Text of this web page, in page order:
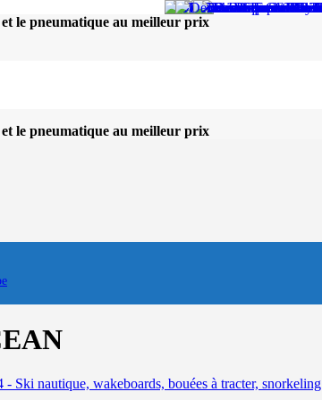
et le pneumatique au meilleur prix
et le pneumatique au meilleur prix
- Ski nautique, wakeboards, bouées à tracter, snorkeling